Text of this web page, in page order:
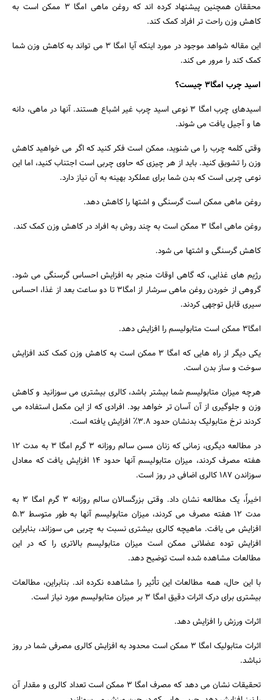
محققان همچنین پیشنهاد کرده اند که روغن ماهی امگا ۳ ممکن است به
کاهش وزن راحت تر افراد کمک کند.
این مقاله شواهد موجود در مورد اینکه آیا امگا ۳ می تواند به کاهش وزن شما
کمک کند را مرور می کند.
اسید چرب امگا‌۳ چیست؟
اسیدهای چرب امگا‌ ۳ نوعی اسید چرب غیر اشباع هستند. آنها در ماهی، دانه
ها و آجیل یافت می شوند.
وقتی کلمه چرب را می شنوید، ممکن است فکر کنید که اگر می خواهید کاهش
وزن را تشویق کنید. باید از هر چیزی که حاوی چربی است اجتناب کنید، اما این
نوعی چربی است که بدن شما برای عملکرد بهینه به آن نیاز دارد.
روغن ماهی ممکن است گرسنگی و اشتها را کاهش دهد.
روغن ماهی امگا ۳ ممکن است به چند روش به افراد در کاهش وزن کمک کند.
کاهش گرسنگی و اشتها می شود.
رژیم های غذایی، که گاهی اوقات منجر به افزایش احساس گرسنگی می شود.
گروهی از خوردن روغن ماهی سرشار از امگا۳ تا دو ساعت بعد از غذا، احساس
سیری قابل توجهی کردند.
امگا۳ ممکن است متابولیسم را افزایش دهد.
یکی دیگر از راه هایی که امگا ۳ ممکن است به کاهش وزن کمک کند افزایش
سوخت و ساز بدن است.
هرچه میزان متابولیسم شما بیشتر باشد، کالری بیشتری می سوزانید و کاهش
وزن و جلوگیری از آن آسان تر خواهد بود. افرادی که از این مکمل استفاده می
کردند نرخ متابولیک بدنشان حدود ۳.۸٪ افزایش یافته است.
در مطالعه دیگری، زمانی که زنان مسن سالم روزانه ۳ گرم امگا ۳ به مدت ۱۲
هفته مصرف کردند، میزان متابولیسم آنها حدود ۱۴ افزایش یافت که معادل
سوزاندن ۱۸۷ کالری اضافی در روز است.
اخیراً، یک مطالعه نشان داد. وقتی بزرگسالان سالم روزانه ۳ گرم امگا ۳ به
مدت ۱۲ هفته مصرف می کردند، میزان متابولیسم آنها به طور متوسط ​​۵.۳
افزایش می یافت. ماهیچه کالری بیشتری نسبت به چربی می سوزاند، بنابراین
افزایش توده عضلانی ممکن است میزان متابولیسم بالاتری را که در این
مطالعات مشاهده شده است توضیح دهد.
با این حال، همه مطالعات این تأثیر را مشاهده نکرده اند. بنابراین، مطالعات
بیشتری برای درک اثرات دقیق امگا ۳ بر میزان متابولیسم مورد نیاز است.
اثرات ورزش را افزایش دهد.
اثرات متابولیک امگا ۳ ممکن است محدود به افزایش کالری مصرفی شما در روز
نباشد.
تحقیقات نشان می دهد که مصرف امگا ۳ ممکن است تعداد کالری و مقدار آن